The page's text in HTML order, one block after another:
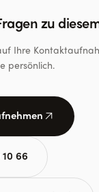
zu
Ihre
persönlich.
arrow_outward
10 66